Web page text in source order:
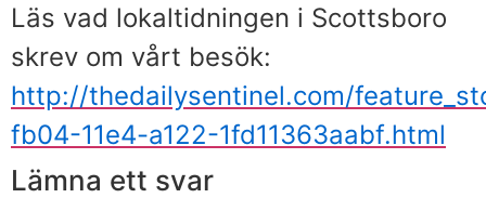
Läs vad lokaltidningen i Scottsboro
skrev om vårt besök:
http://thedailysentinel.com/
fb04-11e4-a122-1fd11363aabf.html
Lämna ett svar